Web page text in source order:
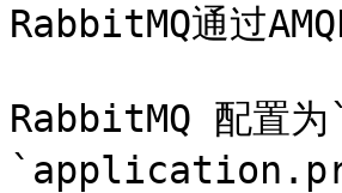
RabbitMQ通过
RabbitMQ 配置